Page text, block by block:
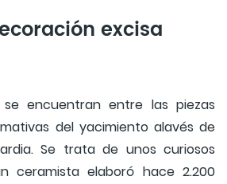
excisa
se encuentran entre las piezas
del yacimiento alavés de
Se trata de unos curiosos
ceramista elaboró hace 2.200